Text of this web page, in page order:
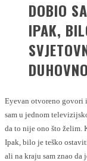
DOBIO
IPAK,
Eyevan otvoreno govori
sam u jednom
da to nije ono što želim.
Ipak, bilo je teško
ali na kraju sam znao